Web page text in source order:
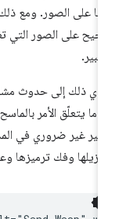
على الصور. ومع ذلك،
على الصور التي تظهر
ذلك إلى حدوث مشاكل
يتعلّق الأمر بالماسح
غير ضروري في المدة
وفك ترميزها